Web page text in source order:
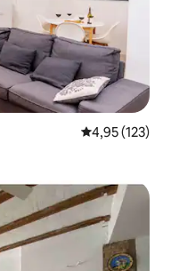
4,95 av 5 i
4,95 (123)